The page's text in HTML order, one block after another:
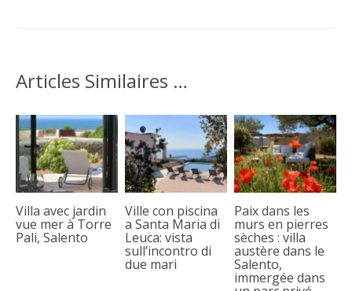
Articles Similaires …
Villa avec jardin
vue mer à Torre
Pali, Salento
Ville con piscina
a Santa Maria di
Leuca: vista
sull’incontro di
due mari
Paix dans les
murs en pierres
sèches : villa
austère dans le
Salento,
immergée dans